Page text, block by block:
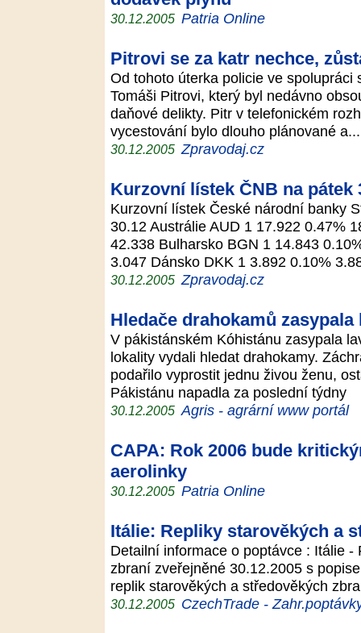
30.12.2005 Patria Online
Pitrovi se za katr nechce,
Od tohoto úterka policie ve spolupráci
Tomáši Pitrovi, který byl nedávno
daňové delikty. Pitr v telefonickém
vycestování bylo dlouho plánované
30.12.2005 Zpravodaj.cz
Kurzovní lístek ČNB na pátek
Kurzovní lístek České národní banky
30.12 Austrálie AUD 1 17.922 0.47%
42.338 Bulharsko BGN 1 14.843
3.047 Dánsko DKK 1 3.892 0.10%
30.12.2005 Zpravodaj.cz
Hledače drahokamů zasypala
V pákistánském Kóhistánu zasypala
lokality vydali hledat drahokamy.
podařilo vyprostit jednu živou ženu,
Pákistánu napadla za poslední týdny
30.12.2005 Agris - agrární www portál
CAPA: Rok 2006 bude
aerolinky
30.12.2005 Patria Online
Itálie: Repliky starověkých a
Detailní informace o poptávce : Itálie
zbraní zveřejněné 30.12.2005 s
replik starověkých a středověkých
30.12.2005 CzechTrade -